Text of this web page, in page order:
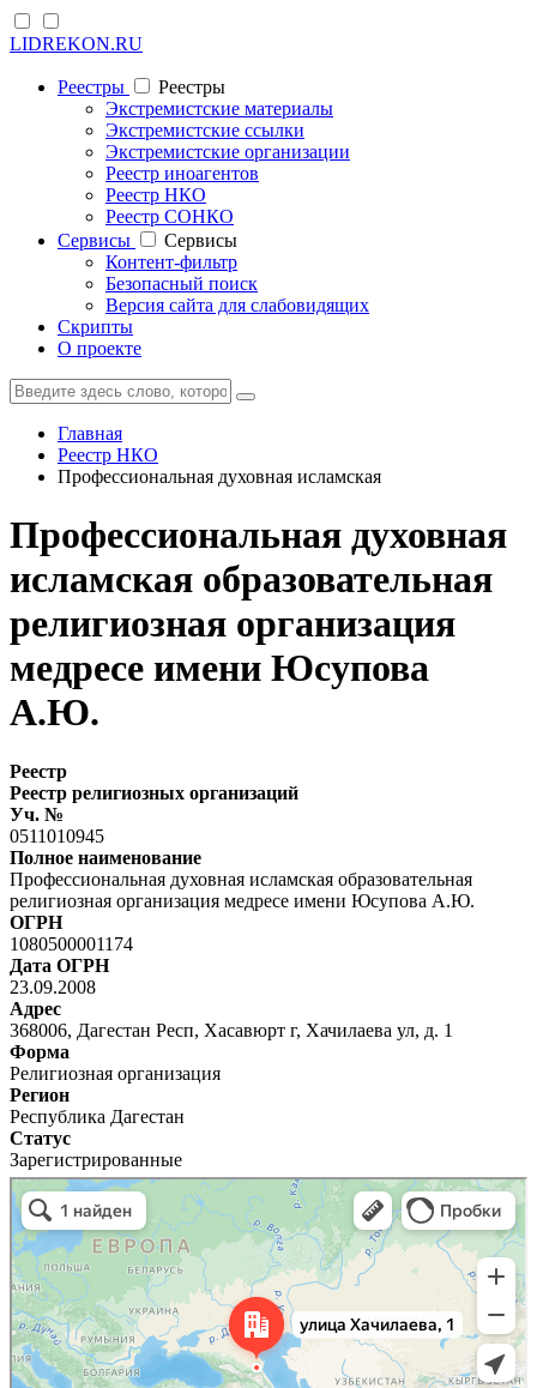
LIDREKON.RU
Реестры
Реестры
Экстремистские материалы
Экстремистские ссылки
Экстремистские организации
Реестр иноагентов
Реестр НКО
Реестр СОНКО
Cервисы
Cервисы
Контент-фильтр
Безопасный поиск
Версия сайта для слабовидящих
Скрипты
О проекте
Главная
Реестр НКО
Профессиональная духовная исламская
Профессиональная духовная
исламская образовательная
религиозная организация
медресе имени Юсупова
А.Ю.
Реестр
Реестр религиозных организаций
Уч. №
0511010945
Полное наименование
Профессиональная духовная исламская образовательная
религиозная организация медресе имени Юсупова А.Ю.
ОГРН
1080500001174
Дата ОГРН
23.09.2008
Адрес
368006, Дагестан Респ, Хасавюрт г, Хачилаева ул, д. 1
Форма
Религиозная организация
Регион
Республика Дагестан
Статус
Зарегистрированные